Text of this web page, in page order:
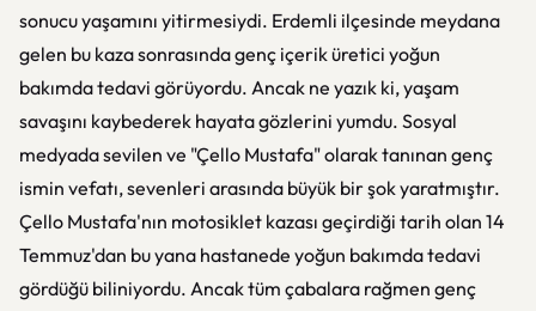
sonucu yaşamını yitirmesiydi. Erdemli ilçesinde meydana
gelen bu kaza sonrasında genç içerik üretici yoğun
bakımda tedavi görüyordu. Ancak ne yazık ki, yaşam
savaşını kaybederek hayata gözlerini yumdu. Sosyal
medyada sevilen ve "Çello Mustafa" olarak tanınan genç
ismin vefatı, sevenleri arasında büyük bir şok yaratmıştır.
Çello Mustafa'nın motosiklet kazası geçirdiği tarih olan 14
Temmuz'dan bu yana hastanede yoğun bakımda tedavi
gördüğü biliniyordu. Ancak tüm çabalara rağmen genç